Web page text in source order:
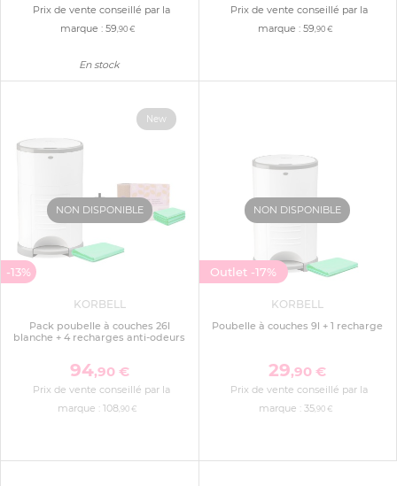
Prix de vente conseillé par la
marque : 59,90 €
En stock
Prix de vente conseillé par la
marque :59,90 €
NON DISPONIBLE
-13%
New
KORBELL
Pack poubelle à couches 26l
blanche + 4 recharges anti-odeurs
94,90 €
Prix de vente conseillé par la
marque :108,90 €
NON DISPONIBLE
Outlet -17%
KORBELL
Poubelle à couches 9l + 1 recharge
29,90 €
Prix de vente conseillé par la
marque : 35,90 €